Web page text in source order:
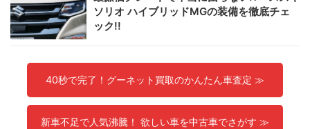
ソリオ ハイブリッドMGの装備を徹底チェ
ック!!
40秒で完了！グーネット買取のかんたん車査定 ≫
新車不足で人気沸騰！ 欲しい車を中古車でさがす ≫